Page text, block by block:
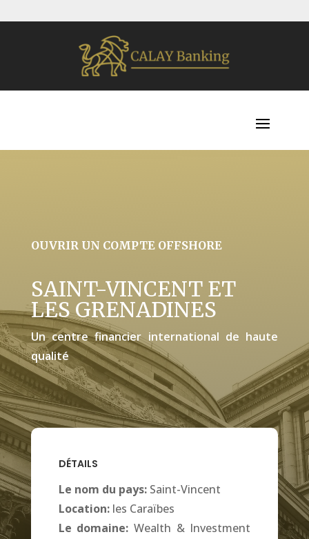
OUVRIR UN COMPTE OFFSHORE
SAINT-VINCENT ET
LES GRENADINES
Un centre financier international de haute
qualité
DÉTAILS
Le nom du pays:Saint-Vincent
Location:les Caraïbes
Le domaine: Wealth & Investment